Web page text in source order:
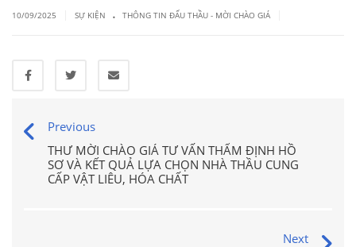
10/09/2025 SỰ KIỆN . THÔNG TIN ĐẤU THẦU - MỜI CHÀO GIÁ
Previous
THƯ MỜI CHÀO GIÁ TƯ VẤN THẨM ĐỊNH HỒ
SƠ VÀ KẾT QUẢ LỰA CHỌN NHÀ THẦU CUNG
CẤP VẬT LIÊU, HÓA CHẤT
Next